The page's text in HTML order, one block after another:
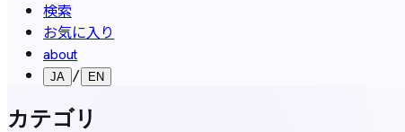
検索
お気に入り
about
JA / EN
カテゴリ